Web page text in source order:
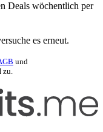
Deals wöchentlich per
es erneut.
und
zu.